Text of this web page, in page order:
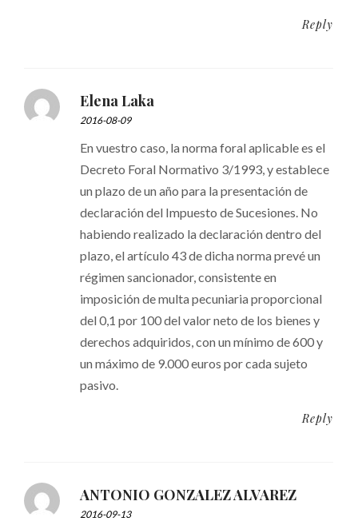
Reply
Elena Laka
2016-08-09
En vuestro caso, la norma foral aplicable es el
Decreto Foral Normativo 3/1993, y establece
un plazo de un año para la presentación de
declaración del Impuesto de Sucesiones. No
habiendo realizado la declaración dentro del
plazo, el artículo 43 de dicha norma prevé un
régimen sancionador, consistente en
imposición de multa pecuniaria proporcional
del 0,1 por 100 del valor neto de los bienes y
derechos adquiridos, con un mínimo de 600 y
un máximo de 9.000 euros por cada sujeto
pasivo.
Reply
ANTONIO GONZALEZ ALVAREZ
2016-09-13